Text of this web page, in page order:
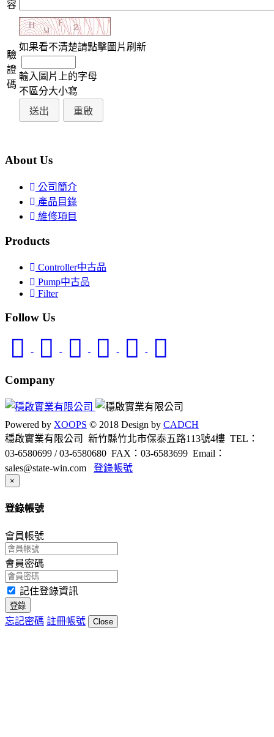
容
驗
證
碼
如果看不清楚請點擊圖片刷新
輸入圖片上的字母
不區分大小寫
About Us
公司簡介
產品目錄
維修項目
Products
Controller中古品
Pump中古品
Filter
Follow Us
Company
Powered by XOOPS © 2018 Design by CADCH
穩啟實業有限公司 新竹縣竹北市保泰五路113號4樓 TEL：
03-6580699 / 03-6580680 FAX：03-6583699 Email：
sales@state-win.com
登錄帳號
×
登錄帳號
會員帳號
會員密碼
記住登錄資訊
登錄
忘記密碼 註冊帳號 Close